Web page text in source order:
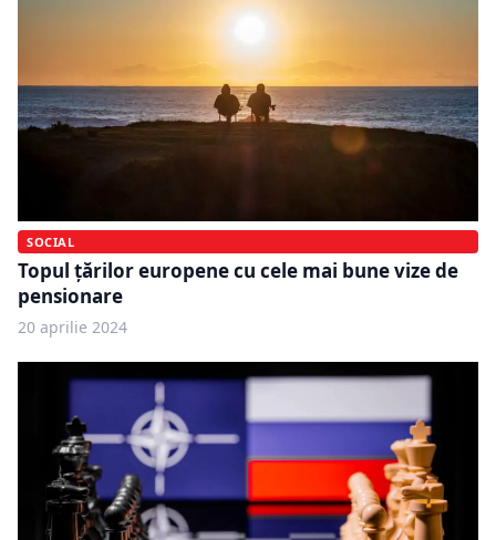
SOCIAL
Topul țărilor europene cu cele mai bune vize de
pensionare
20 aprilie 2024